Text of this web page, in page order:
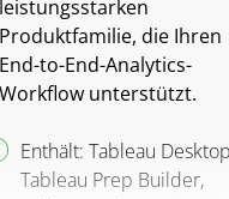
leistungsstarken
Produktfamilie, die Ihren
End-to-End-Analytics-
Workflow unterstützt.
Enthält: Tableau
Tableau Prep Builder,